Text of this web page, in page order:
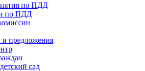
по ПДД
по ПДД
предложения
сад